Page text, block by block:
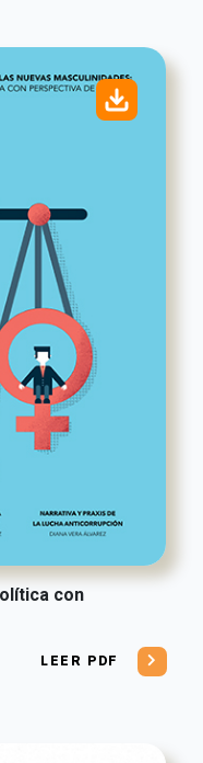
con
LEER PDF